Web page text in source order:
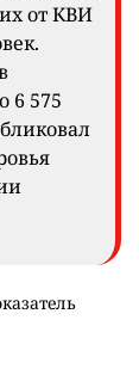
от КВИ
6 575